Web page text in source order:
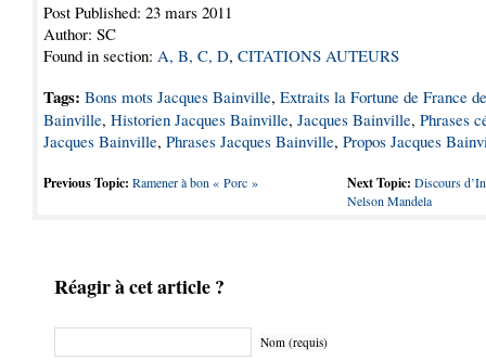
Post Published: 23 mars 2011
Author: SC
Found in section: A, B, C, D, CITATIONS AUTEURS
Tags: Bons mots Jacques Bainville, Extraits la Fortune de France
Bainville, Historien Jacques Bainville, Jacques Bainville, Phrases
Jacques Bainville, Phrases Jacques Bainville, Propos Jacques
Previous Topic: Ramener à bon « Porc » Next Topic: Discours
Nelson Mandela
Réagir à cet article ?
Nom (requis)